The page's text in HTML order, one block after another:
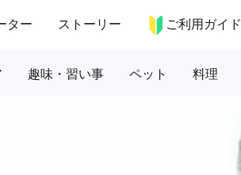
ター ストーリー ご利用ガイド
趣味・習い事 ペット 料理